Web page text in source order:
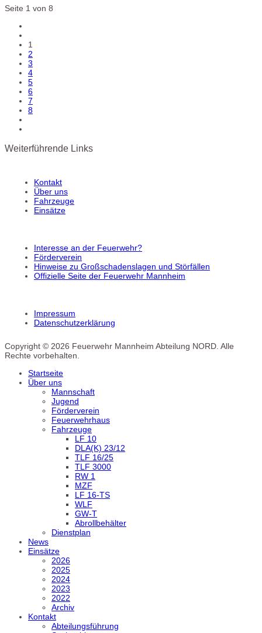
Seite 1 von 8
1
2
3
4
5
6
7
8
Weiterführende Links
Kontakt
Über uns
Fahrzeuge
Einsätze
Interesse an der Feuerwehr?
Förderverein
Hinweise zu Großschadenslagen und Störfällen
Offizielle Seite der Feuerwehr Mannheim
Impressum
Datenschutzerklärung
Copyright © 2026 Feuerwehr Mannheim Abteilung NORD. Alle
Rechte vorbehalten.
Startseite
Über uns
Mannschaft
Jugend
Förderverein
Feuerwehrhaus
Fahrzeuge
LF 10
DLA(K) 23/12
TLF 16/25
TLF 3000
RW 1
MZF
LF 16-TS
WLF
GW-T
Abrollbehälter
Dienstplan
News
Einsätze
2026
2025
2024
2023
2022
Archiv
Kontakt
Abteilungsführung